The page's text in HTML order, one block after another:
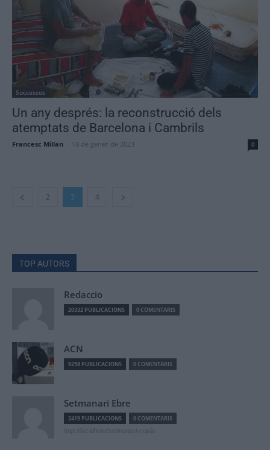
Successos
Un any després: la reconstrucció dels
atemptats de Barcelona i Cambrils
Francesc Millan 18 de gener de 2023 0
2 3 4
TOP AUTORS
Redaccio
20332 PUBLICACIONS 0 COMENTARIS
ACN
9258 PUBLICACIONS 0 COMENTARIS
Setmanari Ebre
2419 PUBLICACIONS 0 COMENTARIS
http://localhost/setmanari-copia